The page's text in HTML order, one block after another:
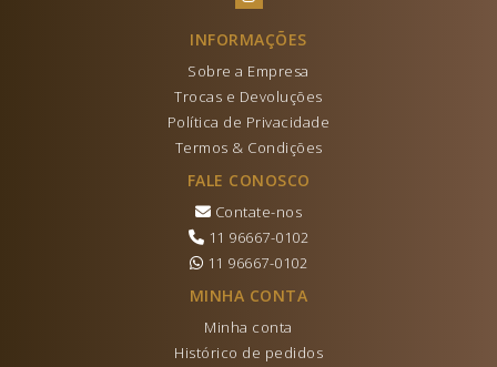
INFORMAÇÕES
Sobre a Empresa
Trocas e Devoluções
Política de Privacidade
Termos & Condições
FALE CONOSCO
Contate-nos
11 96667-0102
11 96667-0102
MINHA CONTA
Minha conta
Histórico de pedidos